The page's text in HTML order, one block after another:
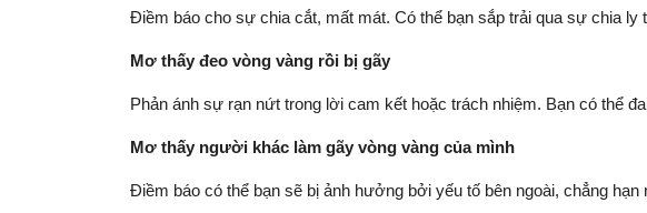
Điềm báo cho sự chia cắt, mất mát. Có thể bạn sắp trải qua sự chia
Mơ thấy đeo vòng vàng rồi bị gãy
Phản ánh sự rạn nứt trong lời cam kết hoặc trách nhiệm. Bạn có thể
Mơ thấy người khác làm gãy vòng vàng của mình
Điềm báo có thể bạn sẽ bị ảnh hưởng bởi yếu tố bên ngoài, chẳng